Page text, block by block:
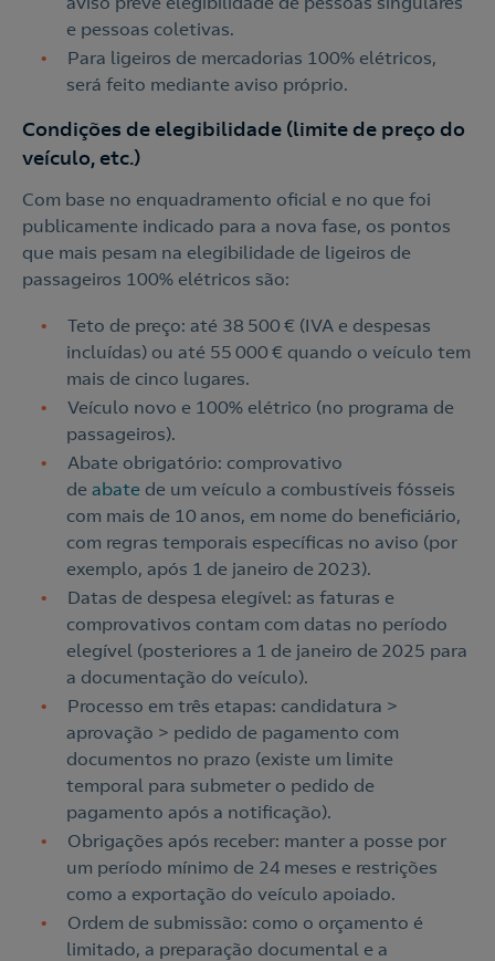
e pessoas coletivas.
Para ligeiros de mercadorias 100% elétricos,
será feito mediante aviso próprio.
Condições de elegibilidade (limite de preço do
veículo, etc.)
Com base no enquadramento oficial e no que foi
publicamente indicado para a nova fase, os pontos
que mais pesam na elegibilidade de ligeiros de
passageiros 100% elétricos são:
Teto de preço: até 38 500 € (IVA e despesas
incluídas) ou até 55 000 € quando o veículo tem
mais de cinco lugares.
Veículo novo e 100% elétrico (no programa de
passageiros).
Abate obrigatório: comprovativo
de abate de um veículo a combustíveis fósseis
com mais de 10 anos, em nome do beneficiário,
com regras temporais específicas no aviso (por
exemplo, após 1 de janeiro de 2023).
Datas de despesa elegível: as faturas e
comprovativos contam com datas no período
elegível (posteriores a 1 de janeiro de 2025 para
a documentação do veículo).
Processo em três etapas: candidatura >
aprovação > pedido de pagamento com
documentos no prazo (existe um limite
temporal para submeter o pedido de
pagamento após a notificação).
Obrigações após receber: manter a posse por
um período mínimo de 24 meses e restrições
como a exportação do veículo apoiado.
Ordem de submissão: como o orçamento é
limitado, a preparação documental e a